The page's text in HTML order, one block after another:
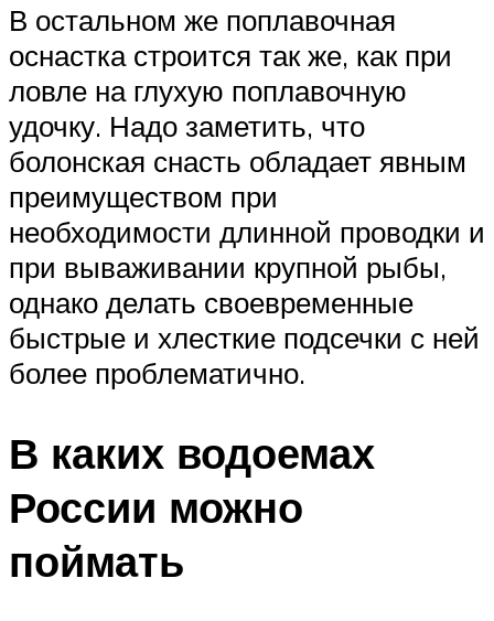
В остальном же поплавочная
оснастка строится так же, как при
ловле на глухую поплавочную
удочку. Надо заметить, что
болонская снасть обладает явным
преимуществом при
необходимости длинной проводки и
при вываживании крупной рыбы,
однако делать своевременные
быстрые и хлесткие подсечки с ней
более проблематично.
В каких водоемах
России можно
поймать